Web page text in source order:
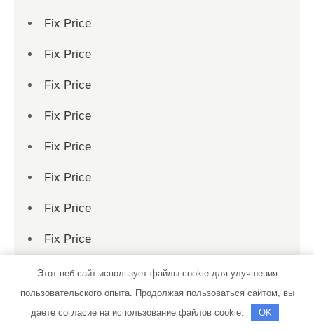
Fix Price
Fix Price
Fix Price
Fix Price
Fix Price
Fix Price
Fix Price
Fix Price
Fix Price
Fix Price
Этот веб-сайт использует файлы cookie для улучшения
пользовательского опыта. Продолжая пользоваться сайтом, вы
даете согласие на использование файлов cookie.
OK